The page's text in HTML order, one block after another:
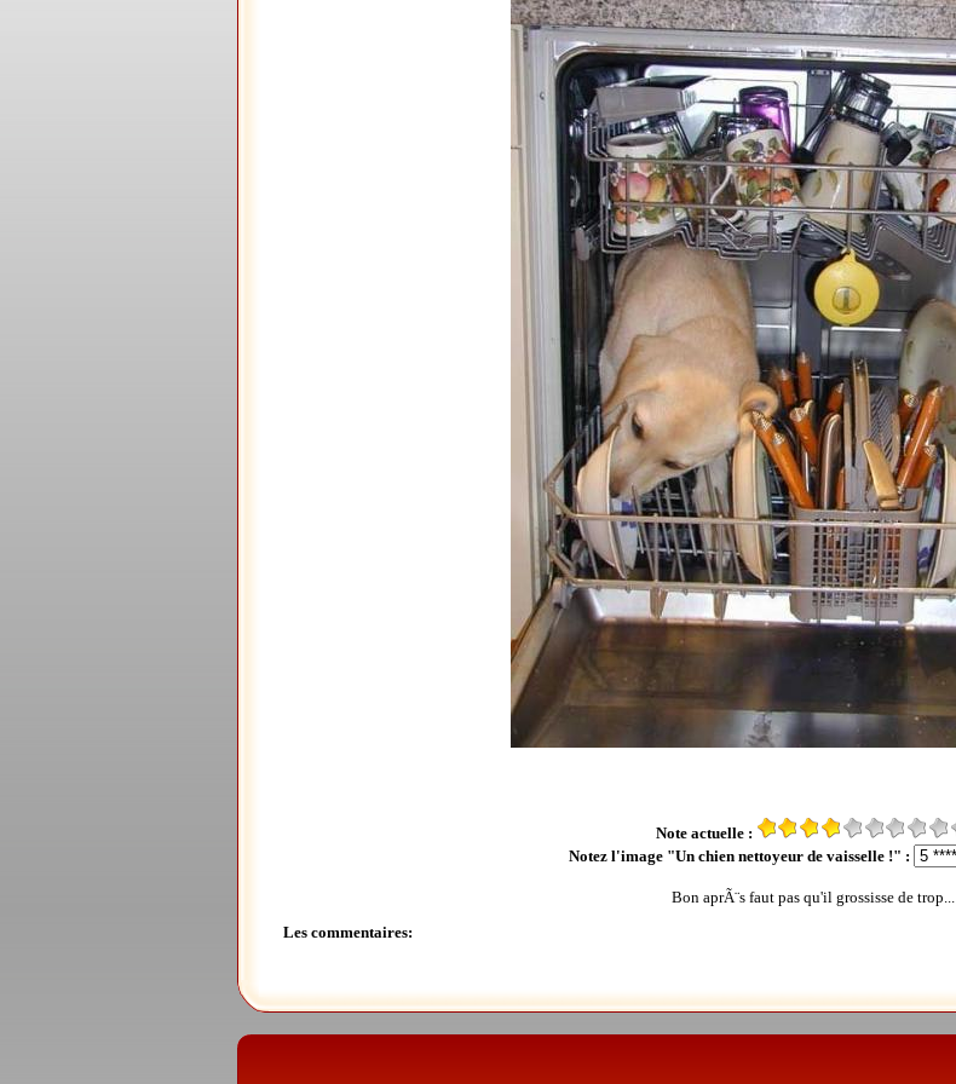
Note actuelle :
Notez l'image "Un chien nettoyeur de vaisselle !" :
Bon aprÃ¨s faut pas qu'il grossisse de trop...
Les commentaires: